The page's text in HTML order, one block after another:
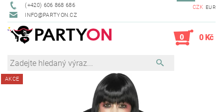
(+420) 606 868 686
INFO@PARTYON.CZ
CZK EUR
0 0 Kč
AKCE